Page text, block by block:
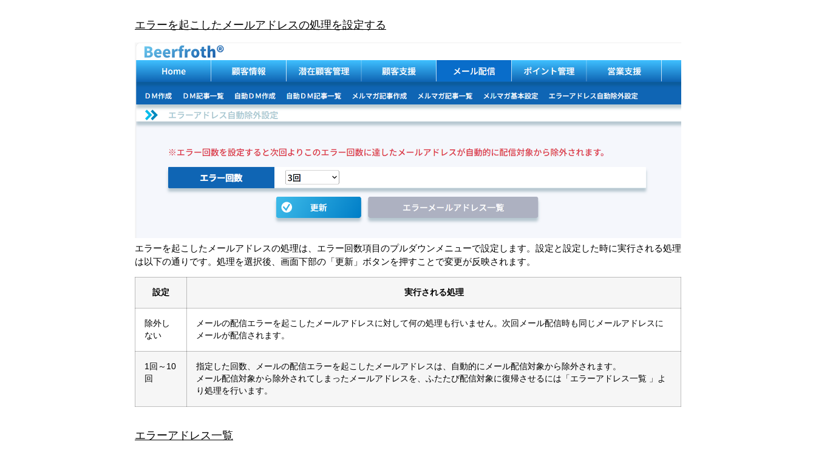
エラーを起こしたメールアドレスの処理を設定する
エラーを起こしたメールアドレスの処理は、エラー回数項目のプルダウンメニューで設定します。設定と設定した時に実行される処理
は以下の通りです。処理を選択後、画面下部の「更新」ボタンを押すことで変更が反映されます。
設定 実行される処理
除外し
ない
メールの配信エラーを起こしたメールアドレスに対して何の処理も行いません。次回メール配信時も同じメールアドレスに
メールが配信されます。
1回～10
回
指定した回数、メールの配信エラーを起こしたメールアドレスは、自動的にメール配信対象から除外されます。
メール配信対象から除外されてしまったメールアドレスを、ふたたび配信対象に復帰させるには「エラーアドレス一覧 」よ
り処理を行います。
エラーアドレス一覧